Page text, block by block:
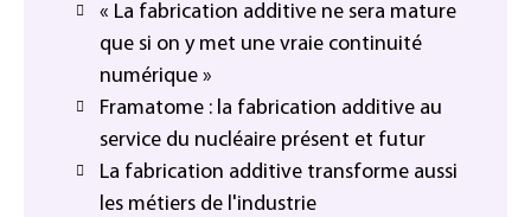
« La fabrication additive ne sera mature
que si on y met une vraie continuité
numérique »
Framatome : la fabrication additive au
service du nucléaire présent et futur
La fabrication additive transforme aussi
les métiers de l'industrie